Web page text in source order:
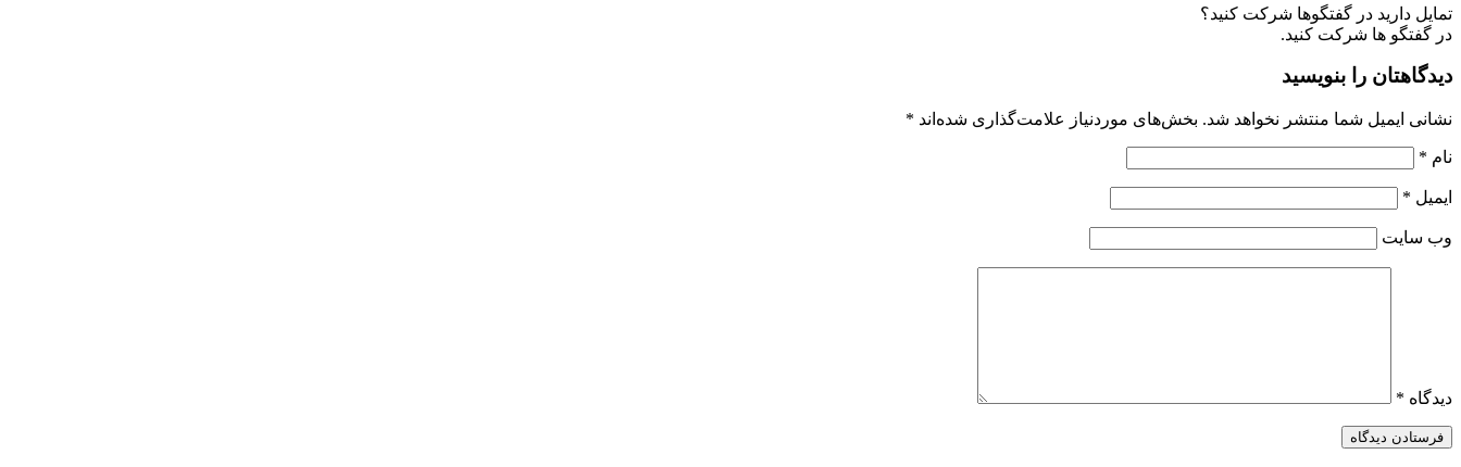
تمایل دارید در گفتگوها شرکت کنید؟
در گفتگو ها شرکت کنید.
دیدگاهتان را بنویسید
نشانی ایمیل شما منتشر نخواهد شد. بخش‌های موردنیاز علامت‌گذاری شده‌اند *
نام *
ایمیل *
وب‌ سایت
دیدگاه *